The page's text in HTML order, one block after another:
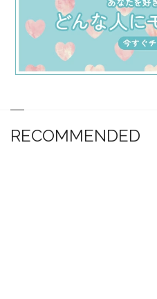
RECOMMENDED